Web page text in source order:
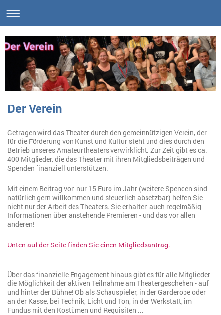
Der Verein
Getragen wird das Theater durch den gemeinnützigen Verein, der
für die Förderung von Kunst und Kultur steht und dies durch den
Betrieb unseres Amateurtheaters verwirklicht. Zur Zeit gibt es ca.
400 Mitglieder, die das Theater mit ihren Mitgliedsbeiträgen und
Spenden finanziell unterstützen.
Mit einem Beitrag von nur 15 Euro im Jahr (weitere Spenden sind
natürlich gern willkommen und steuerlich absetzbar) helfen Sie
nicht nur der Arbeit des Theaters. Sie erhalten auch regelmäßig
Informationen über anstehende Premieren - und das vor allen
anderen!
Unten auf der Seite finden Sie einen Mitgliedsantrag.
Über das finanzielle Engagement hinaus gibt es für alle Mitglieder
die Möglichkeit der aktiven Teilnahme am Theatergeschehen - auf
und hinter der Bühne! Ob als Schauspieler, in der Garderobe oder
an der Kasse, bei Technik, Licht und Ton, in der Werkstatt, im
Fundus mit den Kostümen und Requisiten ...